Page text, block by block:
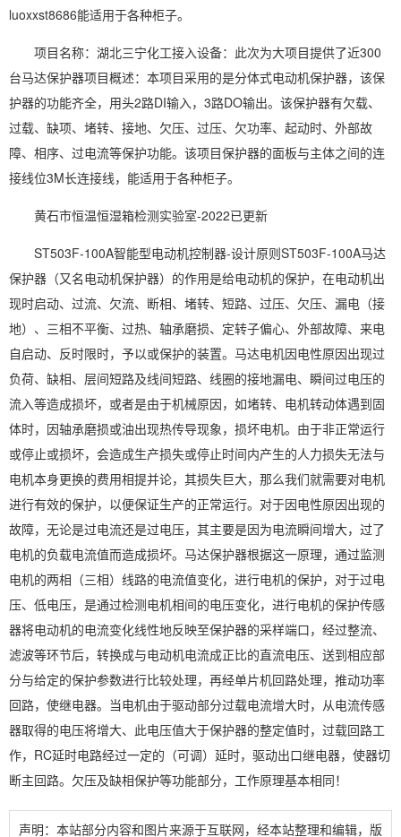
luoxxst8686能适用于各种柜子。
项目名称：湖北三宁化工接入设备：此次为大项目提供了近300
台马达保护器项目概述：本项目采用的是分体式电动机保护器，该保
护器的功能齐全，用头2路DI输入，3路DO输出。该保护器有欠载、
过载、缺项、堵转、接地、欠压、过压、欠功率、起动时、外部故
障、相序、过电流等保护功能。该项目保护器的面板与主体之间的连
接线位3M长连接线，能适用于各种柜子。
黄石市恒温恒湿箱检测实验室-2022已更新
ST503F-100A智能型电动机控制器-设计原则ST503F-100A马达
保护器（又名电动机保护器）的作用是给电动机的保护，在电动机出
现时启动、过流、欠流、断相、堵转、短路、过压、欠压、漏电（接
地）、三相不平衡、过热、轴承磨损、定转子偏心、外部故障、来电
自启动、反时限时，予以或保护的装置。马达电机因电性原因出现过
负荷、缺相、层间短路及线间短路、线圈的接地漏电、瞬间过电压的
流入等造成损坏，或者是由于机械原因，如堵转、电机转动体遇到固
体时，因轴承磨损或油出现热传导现象，损坏电机。由于非正常运行
或停止或损坏，会造成生产损失或停止时间内产生的人力损失无法与
电机本身更换的费用相提并论，其损失巨大，那么我们就需要对电机
进行有效的保护，以便保证生产的正常运行。对于因电性原因出现的
故障，无论是过电流还是过电压，其主要是因为电流瞬间增大，过了
电机的负载电流值而造成损坏。马达保护器根据这一原理，通过监测
电机的两相（三相）线路的电流值变化，进行电机的保护，对于过电
压、低电压，是通过检测电机相间的电压变化，进行电机的保护传感
器将电动机的电流变化线性地反映至保护器的采样端口，经过整流、
滤波等环节后，转换成与电动机电流成正比的直流电压、送到相应部
分与给定的保护参数进行比较处理，再经单片机回路处理，推动功率
回路，使继电器。当电机由于驱动部分过载电流增大时，从电流传感
器取得的电压将增大、此电压值大于保护器的整定值时，过载回路工
作，RC延时电路经过一定的（可调）延时，驱动出口继电器，使器切
断主回路。欠压及缺相保护等功能部分，工作原理基本相同！
声明：本站部分内容和图片来源于互联网，经本站整理和编辑，版